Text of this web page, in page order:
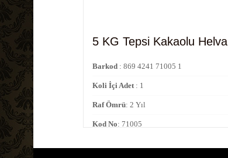
5 KG Tepsi Kakaolu Helva
Barkod : 869 4241 71005 1
Koli İçi Adet: 1
Raf Ömrü: 2 Yıl
Kod No: 71005